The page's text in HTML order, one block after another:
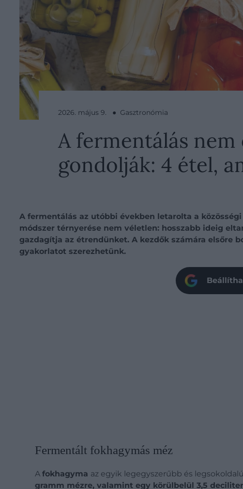
2026. május 9. ● Gasztronómia
A fermentálás
gondolják: 4 étel,
A fermentálás az utóbbi években letarolta a
módszer térnyerése nem véletlen: hosszabb ideig
gazdagítja az étrendünket. A kezdők számára elsőre
gyakorlatot szerezhetünk.
Fermentált fokhagymás méz
A fokhagyma az egyik legegyszerűbb és
gramm mézre, valamint egy körülbelül 3,5